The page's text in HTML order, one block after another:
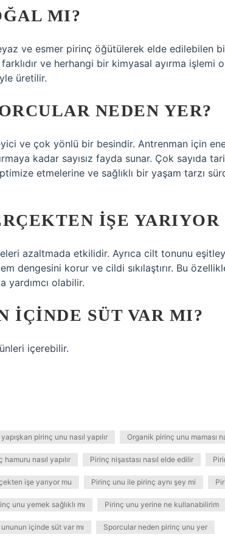
MI?
ve esmer pirinç öğütülerek elde edilebilen
ve herhangi bir kimyasal ayırma işlemi
üretilir.
NEDEN YER?
ve çok yönlü bir besindir. Antrenman için
kadar sayısız fayda sunar. Çok sayıda
etmelerine ve sağlıklı bir yaşam tarzı
IŞE YARIYOR
azaltmada etkilidir. Ayrıca cilt tonunu
dengesini korur ve cildi sıkılaştırır. Bu
yardımcı olabilir.
IÇINDE SÜT VAR MI?
içerebilir.
pirinç unu nasıl yapılır Organik pirinç unu maması
hamuru nasıl yapılır Pirinç nişastası nasıl elde edilir
işe yarıyor mu Pirinç unu ile pirinç aynı şey mi
unu yemek sağlıklı mı Pirinç unu yerine ne kullanabilirim
içinde süt var mı Sporcular neden pirinç unu yer